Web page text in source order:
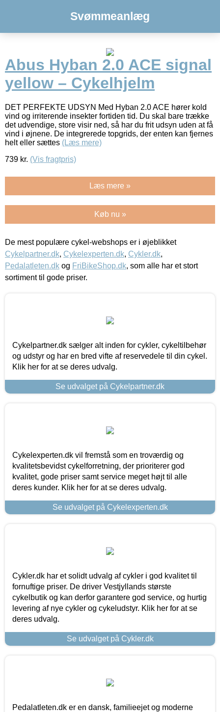
Svømmeanlæg
Abus Hyban 2.0 ACE signal
yellow – Cykelhjelm
DET PERFEKTE UDSYN Med Hyban 2.0 ACE hører kold
vind og irriterende insekter fortiden tid. Du skal bare trække
det udvendige, store visir ned, så har du frit udsyn uden at få
vind i øjnene. De integrerede topgrids, der enten kan fjernes
helt eller sættes (Læs mere)
739 kr. (Vis fragtpris)
Læs mere »
Køb nu »
De mest populære cykel-webshops er i øjeblikket
Cykelpartner.dk, Cykelexperten.dk, Cykler.dk,
Pedalatleten.dk og FriBikeShop.dk, som alle har et stort
sortiment til gode priser.
Cykelpartner.dk sælger alt inden for cykler, cykeltilbehør
og udstyr og har en bred vifte af reservedele til din cykel.
Klik her for at se deres udvalg.
Se udvalget på Cykelpartner.dk
Cykelexperten.dk vil fremstå som en troværdig og
kvalitetsbevidst cykelforretning, der prioriterer god
kvalitet, gode priser samt service meget højt til alle
deres kunder. Klik her for at se deres udvalg.
Se udvalget på Cykelexperten.dk
Cykler.dk har et solidt udvalg af cykler i god kvalitet til
fornuftige priser. De driver Vestjyllands største
cykelbutik og kan derfor garantere god service, og hurtig
levering af nye cykler og cykeludstyr. Klik her for at se
deres udvalg.
Se udvalget på Cykler.dk
Pedalatleten.dk er en dansk, familieejet og moderne